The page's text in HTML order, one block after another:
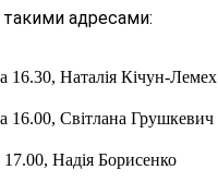
адресами:
16.30, Наталія Кічун-Лемех
16.00, Світлана Грушкевич
Надія Борисенко